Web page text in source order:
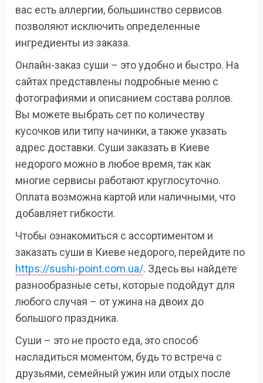
вас есть аллергии, большинство сервисов
позволяют исключить определенные
ингредиенты из заказа.
Онлайн-заказ суши – это удобно и быстро. На
сайтах представлены подробные меню с
фотографиями и описанием состава роллов.
Вы можете выбрать сет по количеству
кусочков или типу начинки, а также указать
адрес доставки. Суши заказать в Киеве
недорого можно в любое время, так как
многие сервисы работают круглосуточно.
Оплата возможна картой или наличными, что
добавляет гибкости.
Чтобы ознакомиться с ассортиментом и
заказать суши в Киеве недорого, перейдите по
https://sushi-point.com.ua/. Здесь вы найдете
разнообразные сеты, которые подойдут для
любого случая – от ужина на двоих до
большого праздника.
Суши – это не просто еда, это способ
насладиться моментом, будь то встреча с
друзьями, семейный ужин или отдых после